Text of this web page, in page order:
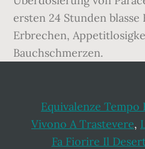
Equivalenze Tempo
Vivono A Trastevere,
Fa Fiorire Il